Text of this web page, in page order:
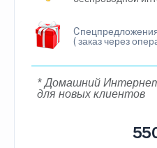
( заказ через
* Домашний
для новых клиентов